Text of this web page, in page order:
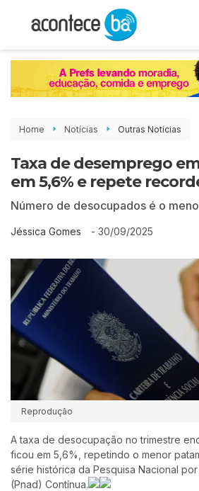
Home Notícias Outras Notícias
Taxa de desemprego
em 5,6% e repete
Número de desocupados é o
Jéssica Gomes - 30/09/2025
Reprodução
A taxa de desocupação no trimestre
ficou em 5,6%, repetindo o menor
série histórica da Pesquisa Nacional
(Pnad) Contínua.